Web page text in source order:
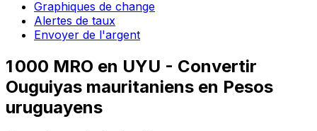
Graphiques de change
Alertes de taux
Envoyer de l'argent
1 000 MRO en UYU - Convertir
Ouguiyas mauritaniens en Pesos
uruguayens